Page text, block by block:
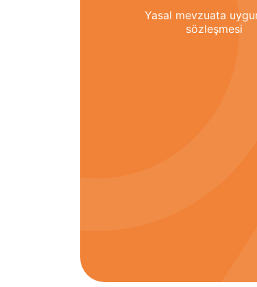
Yasal mevzuata
sözleşmesi